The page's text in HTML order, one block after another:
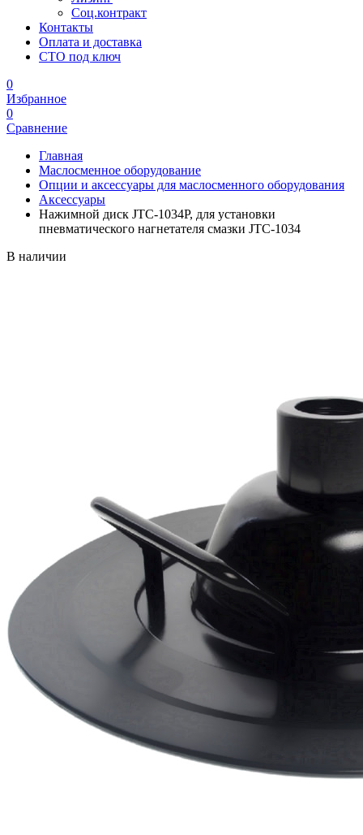
Соц.контракт
Контакты
Оплата и доставка
СТО под ключ
0
Избранное
0
Сравнение
Главная
Маслосменное оборудование
Опции и аксессуары для маслосменного оборудования
Аксессуары
Нажимной диск JTC-1034P, для установки
пневматического нагнетателя смазки JTC-1034
В наличии